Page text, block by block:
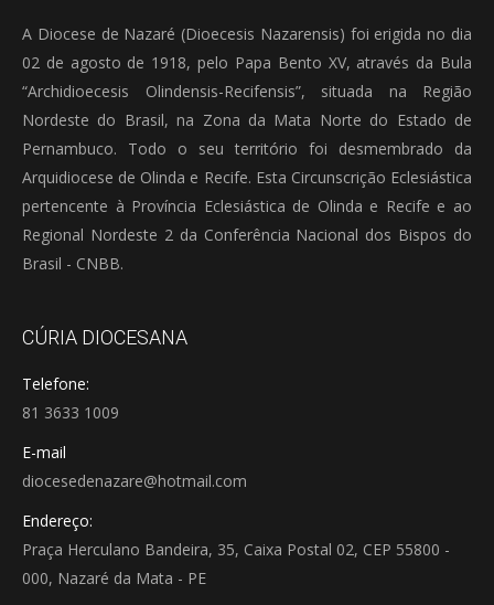
A Diocese de Nazaré (Dioecesis Nazarensis) foi erigida no dia
02 de agosto de 1918, pelo Papa Bento XV, através da Bula
“Archidioecesis Olindensis-Recifensis”, situada na Região
Nordeste do Brasil, na Zona da Mata Norte do Estado de
Pernambuco. Todo o seu território foi desmembrado da
Arquidiocese de Olinda e Recife. Esta Circunscrição Eclesiástica
pertencente à Província Eclesiástica de Olinda e Recife e ao
Regional Nordeste 2 da Conferência Nacional dos Bispos do
Brasil - CNBB.
CÚRIA DIOCESANA
Telefone:
81 3633 1009
E-mail
diocesedenazare@hotmail.com
Endereço:
Praça Herculano Bandeira, 35, Caixa Postal 02, CEP 55800 -
000, Nazaré da Mata - PE